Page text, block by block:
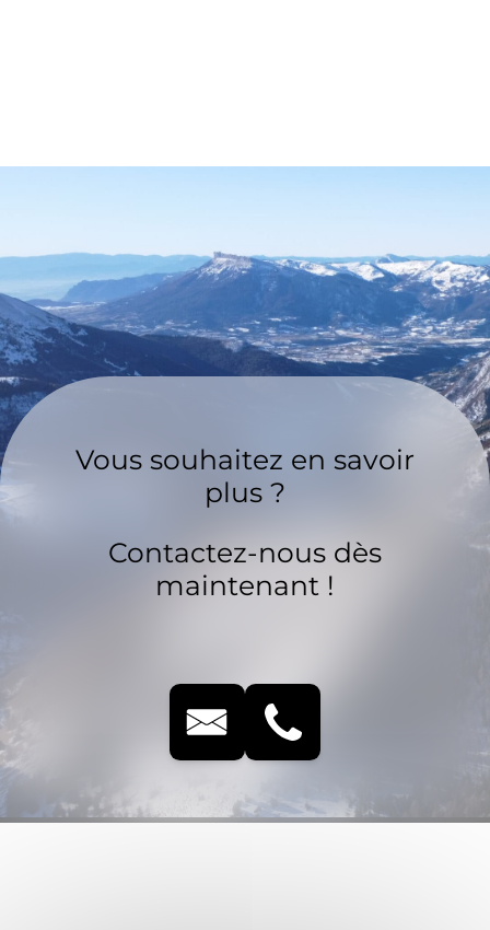
Vous souhaitez en savoir
plus ?
Contactez-nous dès
maintenant !